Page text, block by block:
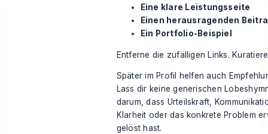
Eine klare Leistungsseite
Einen herausragenden
Ein Portfolio-Beispiel
Entferne die zufälligen Links.
Später im Profil helfen auch
Lass dir keine generischen
darum, dass Urteilskraft,
Klarheit oder das konkrete Problem
gelöst hast.